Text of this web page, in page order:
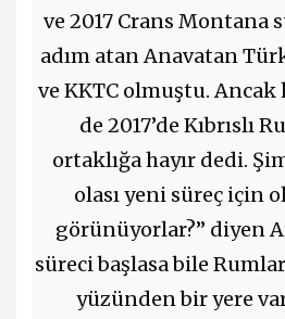
ve 2017 Crans Montana
adım atan Anavatan
ve KKTC olmuştu. Ancak
de 2017’de Kıbrıslı
ortaklığa hayır dedi.
olası yeni süreç için
görünüyorlar?” diyen
süreci başlasa bile
yüzünden bir yere